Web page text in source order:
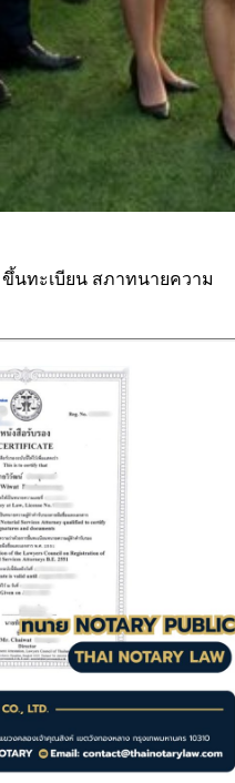
ขึ้นทะเบียน สภาทนายความ